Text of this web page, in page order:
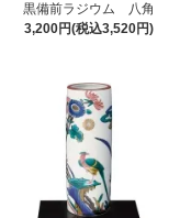
黒備前ラジウム 八角
3,200円(税込3,520円)